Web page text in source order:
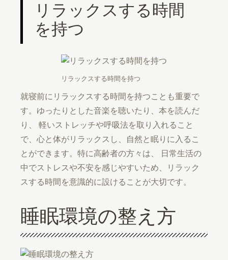
リラックスする時間
を持つ
リラックスする時間を持つ
就寝前にリラックスする時間を持つことも重要で
す。ゆったりとした音楽を聴いたり、本を読んだ
り、 軽いストレッチや呼吸法を取り入れること
で、心と体がリラックスし、自然と眠りに入るこ
とができます。特に高齢者の方々は、 日常生活の
中でストレスや不安を感じやすいため、リラック
スする時間を意識的に設けることが大切です。
睡眠環境の整え方